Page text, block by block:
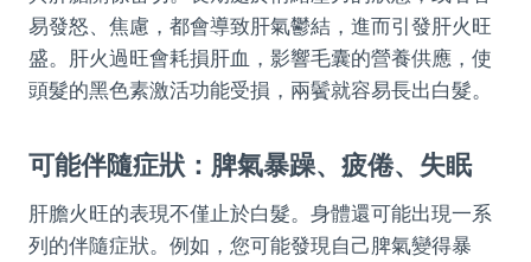
易發怒、焦慮，都會導致肝氣鬱結，進而引發肝火旺
盛。肝火過旺會耗損肝血，影響毛囊的營養供應，使
頭髮的黑色素激活功能受損，兩鬢就容易長出白髮。
可能伴隨症狀：脾氣暴躁、疲倦、失眠
肝膽火旺的表現不僅止於白髮。身體還可能出現一系
列的伴隨症狀。例如，您可能發現自己脾氣變得暴